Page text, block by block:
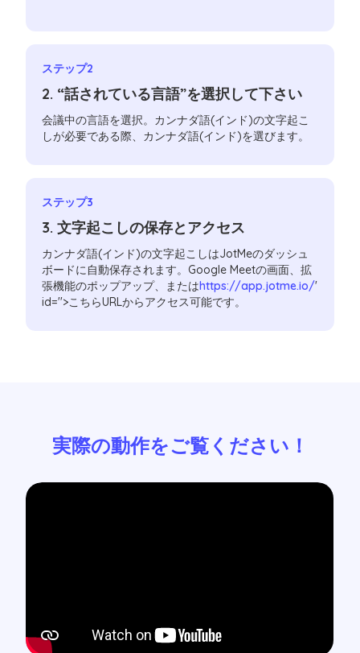
ステップ2
2. “話されている言語”を選択して下さい
会議中の言語を選択。カンナダ語(インド)の文字起こ
しが必要である際、カンナダ語(インド)を選びます。
ステップ3
3. 文字起こしの保存とアクセス
カンナダ語(インド)の文字起こしはJotMeのダッシュ
ボードに自動保存されます。Google Meetの画面、拡
張機能のポップアップ、またはhttps://app.jotme.io/'
id=''>こちらURLからアクセス可能です。
実際の動作をご覧ください！